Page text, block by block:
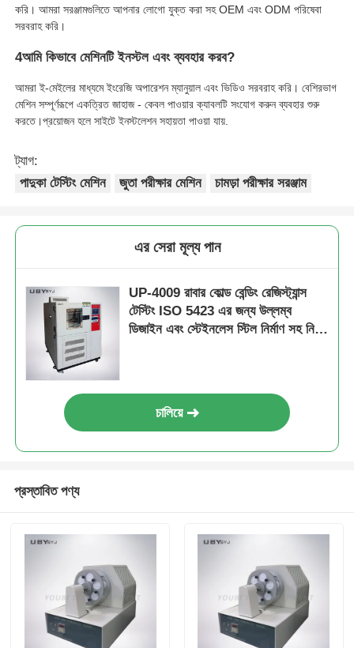
করি। আমরা সরঞ্জামগুলিতে আপনার লোগো যুক্ত করা সহ OEM এবং ODM পরিষেবা
সরবরাহ করি।
4আমি কিভাবে মেশিনটি ইনস্টল এবং ব্যবহার করব?
আমরা ই-মেইলের মাধ্যমে ইংরেজি অপারেশন ম্যানুয়াল এবং ভিডিও সরবরাহ করি। বেশিরভাগ
মেশিন সম্পূর্ণরূপে একত্রিত জাহাজ - কেবল পাওয়ার ক্যাবলটি সংযোগ করুন ব্যবহার শুরু
করতে।প্রয়োজন হলে সাইটে ইনস্টলেশন সহায়তা পাওয়া যায়.
ট্যাগ:
পাদুকা টেস্টিং মেশিন
জুতা পরীক্ষার মেশিন চামড়া পরীক্ষার সরঞ্জাম
এর সেরা মূল্য পান
UP-4009 রাবার কোল্ড বেন্ডিং রেজিস্ট্যান্স
টেস্টিং ISO 5423 এর জন্য উল্লম্ব
ডিজাইন এবং স্টেইনলেস স্টিল নির্মাণ সহ নিম্ন
চালিয়ে
প্রস্তাবিত পণ্য